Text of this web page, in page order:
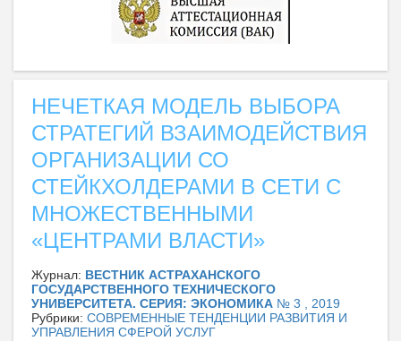
НЕЧЕТКАЯ МОДЕЛЬ ВЫБОРА
СТРАТЕГИЙ ВЗАИМОДЕЙСТВИЯ
ОРГАНИЗАЦИИ СО
СТЕЙКХОЛДЕРАМИ В СЕТИ С
МНОЖЕСТВЕННЫМИ
«ЦЕНТРАМИ ВЛАСТИ»
Журнал: ВЕСТНИК АСТРАХАНСКОГО
ГОСУДАРСТВЕННОГО ТЕХНИЧЕСКОГО
УНИВЕРСИТЕТА. СЕРИЯ: ЭКОНОМИКА № 3 , 2019
Рубрики: СОВРЕМЕННЫЕ ТЕНДЕНЦИИ РАЗВИТИЯ И
УПРАВЛЕНИЯ СФЕРОЙ УСЛУГ